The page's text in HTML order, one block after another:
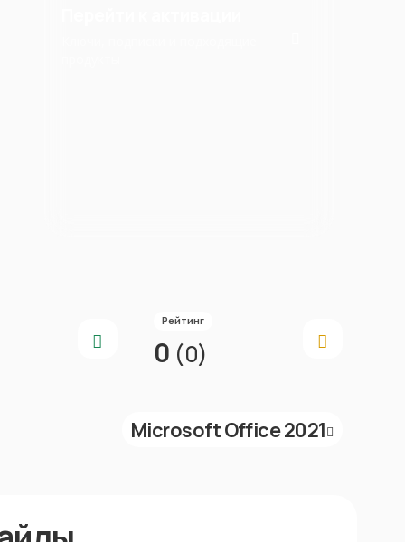
Рейтинг
0 (0)
Microsoft Office 2021